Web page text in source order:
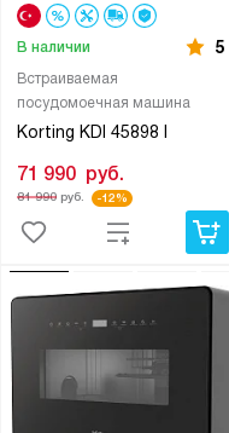
Встраиваемая
посудомоечная машина
Korting KDI 45898 I
В наличии 5
71 990 руб.
81 990руб. -12%